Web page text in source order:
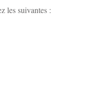
les suivantes :